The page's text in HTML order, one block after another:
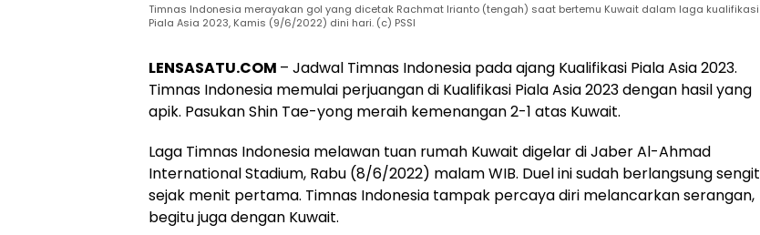
Timnas Indonesia merayakan gol yang dicetak Rachmat Irianto (tengah) saat bertemu Kuwait dalam laga kualifikasi
Piala Asia 2023, Kamis (9/6/2022) dini hari. (c) PSSI
LENSASATU.COM – Jadwal Timnas Indonesia pada ajang Kualifikasi Piala Asia 2023.
Timnas Indonesia memulai perjuangan di Kualifikasi Piala Asia 2023 dengan hasil yang
apik. Pasukan Shin Tae-yong meraih kemenangan 2-1 atas Kuwait.
Laga Timnas Indonesia melawan tuan rumah Kuwait digelar di Jaber Al-Ahmad
International Stadium, Rabu (8/6/2022) malam WIB. Duel ini sudah berlangsung sengit
sejak menit pertama. Timnas Indonesia tampak percaya diri melancarkan serangan,
begitu juga dengan Kuwait.